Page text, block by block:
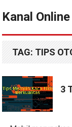
Kanal Online
TAG: TIPS
3